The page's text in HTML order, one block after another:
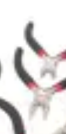
d'un électricien